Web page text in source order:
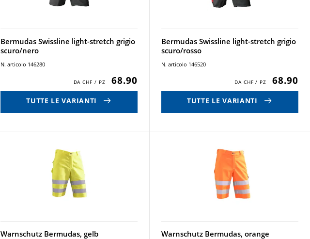
Bermudas Swissline light-stretch grigio
scuro/nero
N. articolo 146280
68.90
TUTTE LE VARIANTI
Bermudas Swissline light-stretch grigio
scuro/rosso
N. articolo 146520
68.90
TUTTE LE VARIANTI
Warnschutz Bermudas, gelb Warnschutz Bermudas, orange